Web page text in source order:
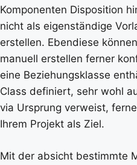
Komponenten Disposition
nicht als eigenständige
erstellen. Ebendiese
manuell erstellen ferner
eine Beziehungsklasse
Class definiert, sehr wohl
via Ursprung verweist,
Ihrem Projekt als Ziel.
Mit der absicht bestimmte